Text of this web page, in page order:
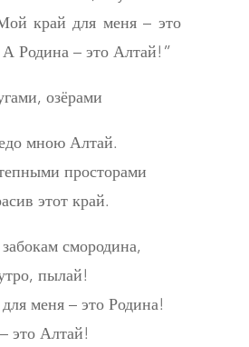
край для меня – это
Родина – это Алтай!”
озёрами
мною Алтай.
просторами
этот край.
смородина,
пылай!
меня – это Родина!
это Алтай!